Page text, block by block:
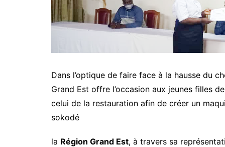
Dans l’optique de faire face à la hausse du
Grand Est offre l’occasion aux jeunes filles
celui de la restauration afin de créer un
sokodé
la Région Grand Est, à travers sa